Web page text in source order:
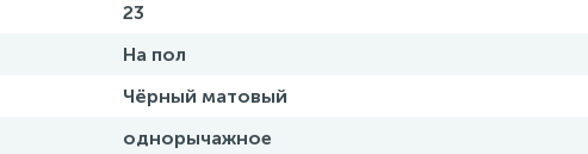
23
На пол
Чёрный матовый
однорычажное